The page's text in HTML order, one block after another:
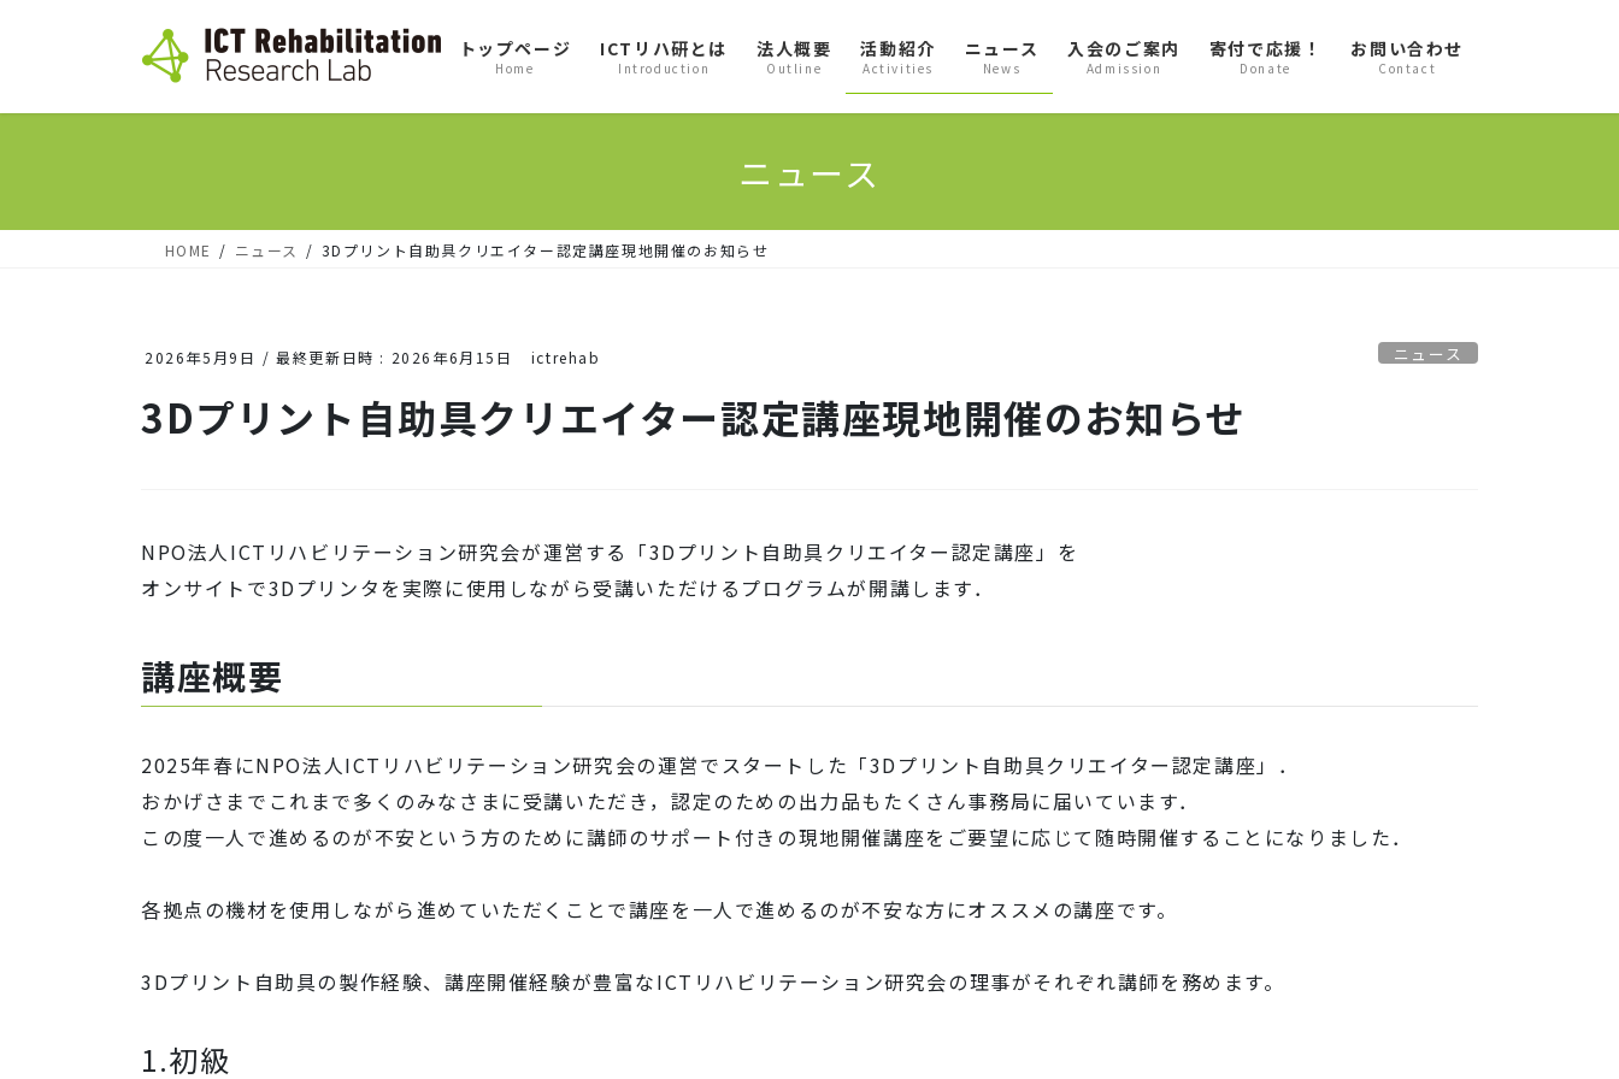
トップページ
Home
ICTリハ研とは
Introduction
法人概要
Outline
活動紹介
Activities
ニュース
News
入会のご案内
Admission
寄付で応援！
Donate
お問い合わせ
Contact
ニュース
HOME ニュース 3Dプリント自助具クリエイター認定講座現地開催のお知らせ
2026年5月9日 / 最終更新日時 : 2026年6月15日 ictrehab ニュース
3Dプリント自助具クリエイター認定講座現地開催のお知らせ
NPO法人ICTリハビリテーション研究会が運営する「3Dプリント自助具クリエイター認定講座」を
オンサイトで3Dプリンタを実際に使用しながら受講いただけるプログラムが開講します．
講座概要
2025年春にNPO法人ICTリハビリテーション研究会の運営でスタートした「3Dプリント自助具クリエイター認定講座」．
おかげさまでこれまで多くのみなさまに受講いただき，認定のための出力品もたくさん事務局に届いています．
この度一人で進めるのが不安という方のために講師のサポート付きの現地開催講座をご要望に応じて随時開催することになりました．
各拠点の機材を使用しながら進めていただくことで講座を一人で進めるのが不安な方にオススメの講座です。
3Dプリント自助具の製作経験、講座開催経験が豊富なICTリハビリテーション研究会の理事がそれぞれ講師を務めます。
1.初級